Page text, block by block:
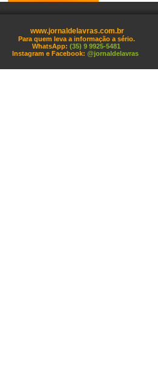
www.jornaldelavras.com.br
Para quem leva a informação a sério.
WhatsApp: (35) 9 9925-5481
Instagram e Facebook: @jornaldelavras